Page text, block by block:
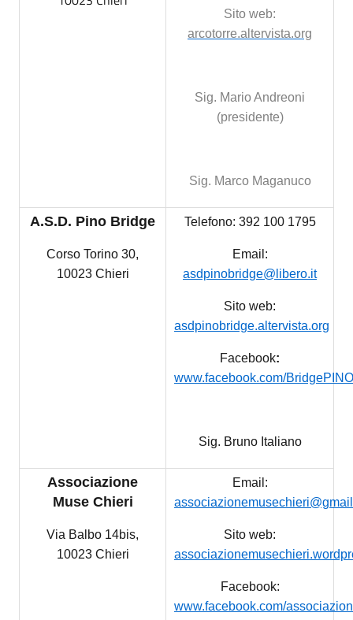
Sito web:
arcotorre.altervista.org
Sig. Mario Andreoni
(presidente)
Sig. Marco Maganuco
A.S.D. Pino Bridge
Corso Torino 30,
10023 Chieri
Telefono: 392 100 1795
Email:
asdpinobridge@libero.it
Sito web:
asdpinobridge.altervista.org
Facebook:
www.facebook.com/BridgePINO
Sig. Bruno Italiano
Associazione
Muse Chieri
Via Balbo 14bis,
10023 Chieri
Email:
Sito web:
Facebook:
www.facebook.com/